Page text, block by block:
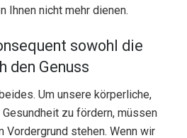
Ihnen nicht mehr dienen.
sowohl die
den Genuss
Um unsere körperliche,
zu fördern, müssen
Vordergrund stehen. Wenn wir